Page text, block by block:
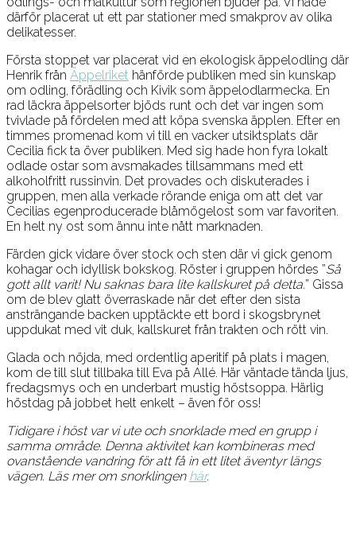
därför placerat ut ett par stationer med smakprov av olika
delikatesser.
Första stoppet var placerat vid en ekologisk äppelodling där
Henrik från Äppelriket hänförde publiken med sin kunskap
om odling, förädling och Kivik som äppelodlarmecka. En
rad läckra äppelsorter bjöds runt och det var ingen som
tvivlade på fördelen med att köpa svenska äpplen. Efter en
timmes promenad kom vi till en vacker utsiktsplats där
Cecilia fick ta över publiken. Med sig hade hon fyra lokalt
odlade ostar som avsmakades tillsammans med ett
alkoholfritt russinvin. Det provades och diskuterades i
gruppen, men alla verkade rörande eniga om att det var
Cecilias egenproducerade blåmögelost som var favoriten.
En helt ny ost som ännu inte nått marknaden.
Färden gick vidare över stock och sten där vi gick genom
kohagar och idyllisk bokskog. Röster i gruppen hördes ”Så
gott allt varit! Nu saknas bara lite kallskuret på detta.” Gissa
om de blev glatt överraskade när det efter den sista
ansträngande backen upptäckte ett bord i skogsbrynet
uppdukat med vit duk, kallskuret från trakten och rött vin.
Glada och nöjda, med ordentlig aperitif på plats i magen,
kom de till slut tillbaka till Eva på Allé. Här väntade tända ljus,
fredagsmys och en underbart mustig höstsoppa. Härlig
höstdag på jobbet helt enkelt – även för oss!
Tidigare i höst var vi ute och snorklade med en grupp i
samma område. Denna aktivitet kan kombineras med
ovanstående vandring för att få in ett litet äventyr längs
vägen. Läs mer om snorklingen här.